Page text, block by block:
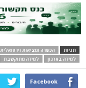
תגיות הכשרה ומציאות וירטואלית
למידה בארגון
למידה מתוקשבת
Facebook